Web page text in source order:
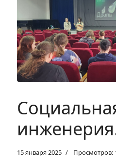
15 января 2025 Просмотров: